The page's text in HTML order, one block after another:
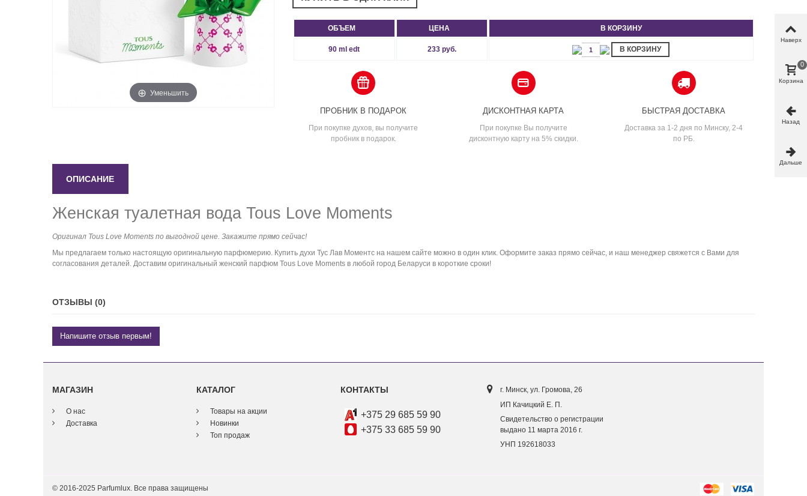
Уменьшить
ОБЪЕМ ЦЕНА В КОРЗИНУ
90 ml edt 233 руб. В КОРЗИНУ
ПРОБНИК В ПОДАРОК
При покупке духов, вы получите
пробник в подарок.
ДИСКОНТНАЯ КАРТА
При покупке Вы получите
дисконтную карту на 5% скидки.
БЫСТРАЯ ДОСТАВКА
Доставка за 1-2 дня по Минску, 2-4
по РБ.
ОПИСАНИЕ
Женская туалетная вода Tous Love Moments
Оригинал Tous Love Moments по выгодной цене. Закажите прямо сейчас!
Мы предлагаем только настоящую оригинальную парфюмерию. Купить духи Тус Лав Моментс на нашем сайте можно в один клик. Оформите заказ прямо сейчас, и наш менеджер свяжется с Вами для
согласования деталей. Доставим оригинальный женский парфюм Tous Love Moments в любой город Беларуси в короткие сроки!
ОТЗЫВЫ (0)
Напишите отзыв первым!
МАГАЗИН
О нас
Доставка
КАТАЛОГ
Товары на акции
Новинки
Топ продаж
КОНТАКТЫ
+375 29 685 59 90
+375 33 685 59 90
г. Минск, ул. Громова, 26
ИП Качицкий Е. П.
Свидетельство о регистрации
выдано 11 марта 2016 г.
УНП 192618033
© 2016-2025 Parfumlux. Все права защищены
Наверх
Корзина
0
Назад
Дальше